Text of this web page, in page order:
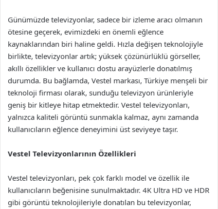
Günümüzde televizyonlar, sadece bir izleme aracı olmanın
ötesine geçerek, evimizdeki en önemli eğlence
kaynaklarından biri haline geldi. Hızla değişen teknolojiyle
birlikte, televizyonlar artık; yüksek çözünürlüklü görseller,
akıllı özellikler ve kullanıcı dostu arayüzlerle donatılmış
durumda. Bu bağlamda, Vestel markası, Türkiye menşeli bir
teknoloji firması olarak, sunduğu televizyon ürünleriyle
geniş bir kitleye hitap etmektedir. Vestel televizyonları,
yalnızca kaliteli görüntü sunmakla kalmaz, aynı zamanda
kullanıcıların eğlence deneyimini üst seviyeye taşır.
Vestel Televizyonlarının Özellikleri
Vestel televizyonları, pek çok farklı model ve özellik ile
kullanıcıların beğenisine sunulmaktadır. 4K Ultra HD ve HDR
gibi görüntü teknolojileriyle donatılan bu televizyonlar,